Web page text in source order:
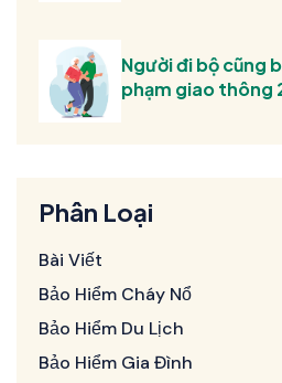
Người đi bộ cũng
phạm giao thông
Phân Loại
Bài Viết
Bảo Hiểm Cháy Nổ
Bảo Hiểm Du Lịch
Bảo Hiểm Gia Đình